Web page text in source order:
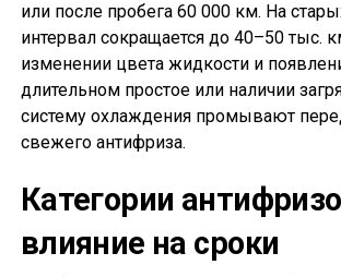
или после пробега 60 000 км. На
интервал сокращается до 40–50 тыс.
изменении цвета жидкости и
длительном простое или наличии
систему охлаждения промывают
свежего антифриза.
Категории
влияние на сроки